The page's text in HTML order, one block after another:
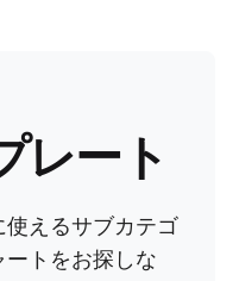
レート
えるサブカテゴ
ートをお探しな